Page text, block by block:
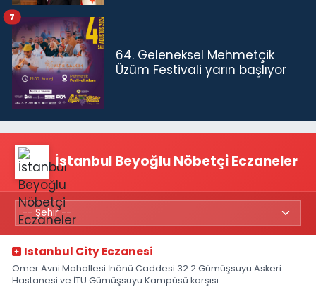
64. Geleneksel Mehmetçik
Üzüm Festivali yarın başlıyor
7
İstanbul Beyoğlu Nöbetçi Eczaneler
Istanbul City Eczanesi
Ömer Avni Mahallesi İnönü Caddesi 32 2 Gümüşsuyu Askeri
Hastanesi ve İTÜ Gümüşsuyu Kampüsü karşısı